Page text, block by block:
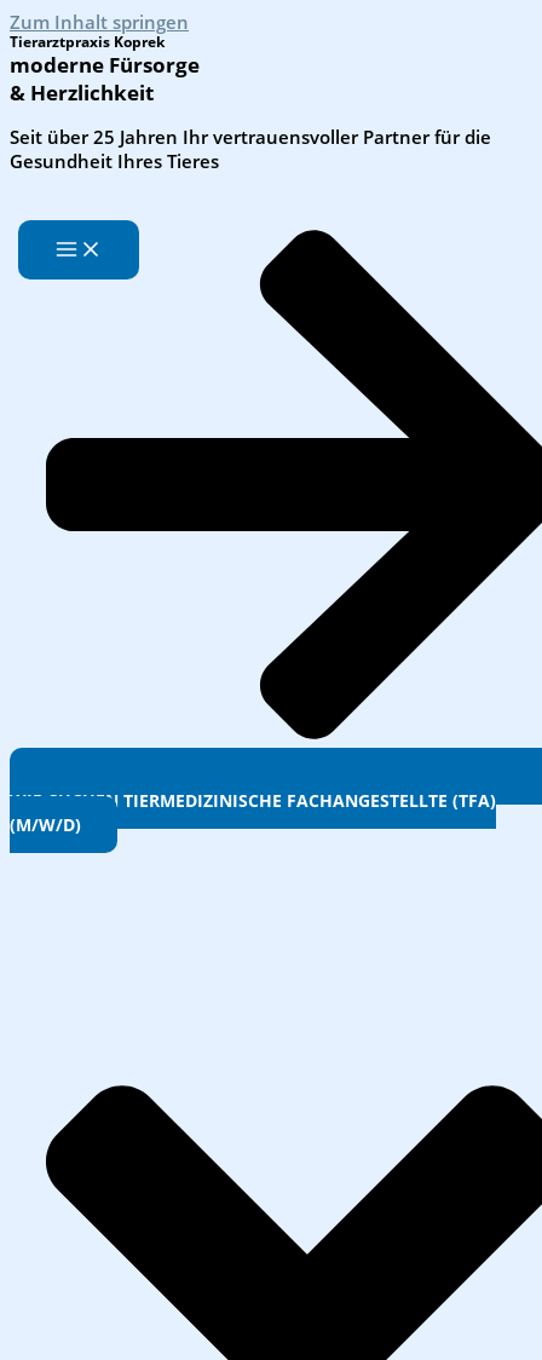
Zum Inhalt springen
Tierarztpraxis Koprek
moderne Fürsorge
& Herzlichkeit
Seit über 25 Jahren Ihr vertrauensvoller Partner für die
Gesundheit Ihres Tieres
WIR SUCHEN TIERMEDIZINISCHE FACHANGESTELLTE (TFA)
(M/W/D)